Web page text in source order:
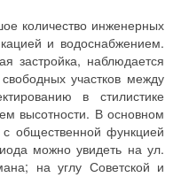
количество инженерных
и водоснабжением.
застройка, наблюдается
участков между
в стилистике
высотности. В основном
общественной функцией
можно увидеть на ул.
на углу Советской и